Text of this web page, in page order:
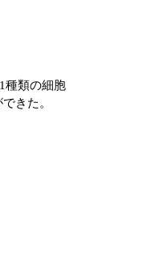
種類の細胞
きた。